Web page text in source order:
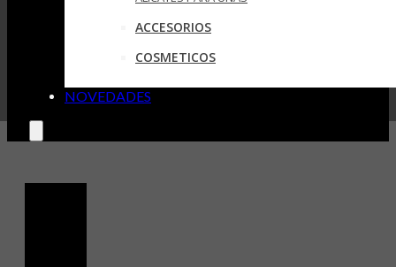
ACCESORIOS
COSMETICOS
NOVEDADES